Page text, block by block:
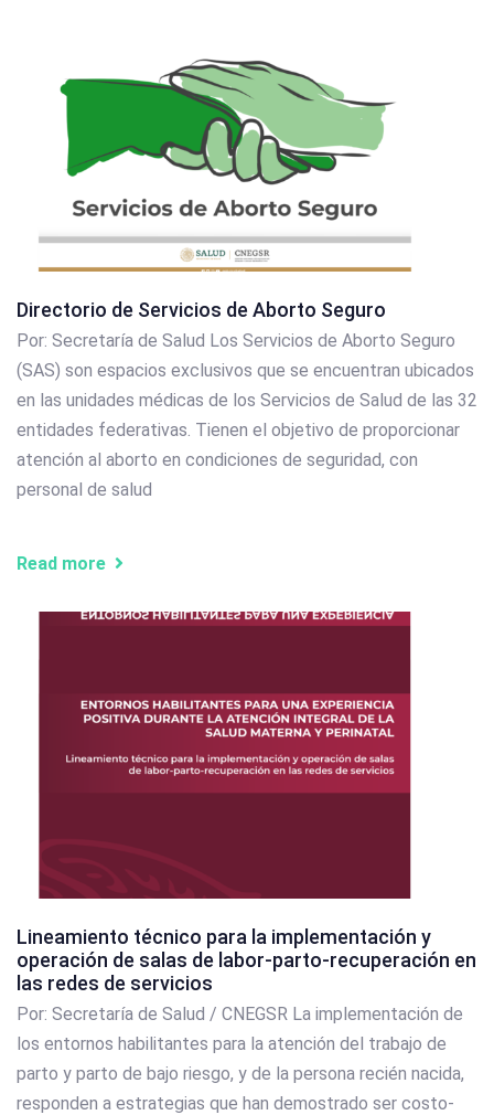
Directorio de Servicios de Aborto Seguro
Por: Secretaría de Salud Los Servicios de Aborto Seguro
(SAS) son espacios exclusivos que se encuentran ubicados
en las unidades médicas de los Servicios de Salud de las 32
entidades federativas. Tienen el objetivo de proporcionar
atención al aborto en condiciones de seguridad, con
personal de salud
Read more
Lineamiento técnico para la implementación y
operación de salas de labor-parto-recuperación en
las redes de servicios
Por: Secretaría de Salud / CNEGSR La implementación de
los entornos habilitantes para la atención del trabajo de
parto y parto de bajo riesgo, y de la persona recién nacida,
responden a estrategias que han demostrado ser costo-